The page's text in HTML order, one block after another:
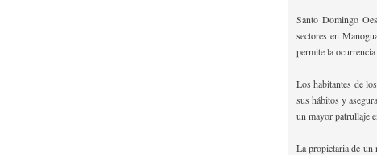
Santo Domingo
sectores en
permite la
Los habitantes de
sus hábitos y
un mayor patrullaje
La propietaria de un